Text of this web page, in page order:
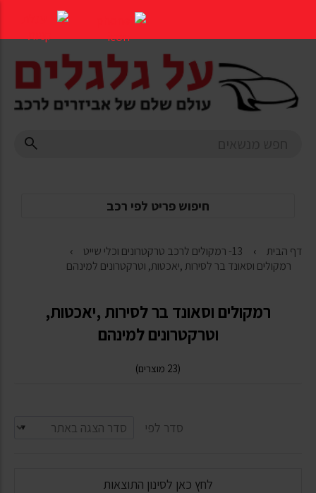
העמוד
חיפוש פריט לפי רכב
דף הבית
13- רמקולים לרכב טרקטרונים וכלי שייט
רמקולים וסאונד בר לסירות ,יאכטות, וטרקטרונים למינהם
רמקולים וסאונד בר לסירות ,יאכטות,
וטרקטרונים למינהם
(23 מוצרים)
סדר לפי
לחץ כאן לסינון התוצאות